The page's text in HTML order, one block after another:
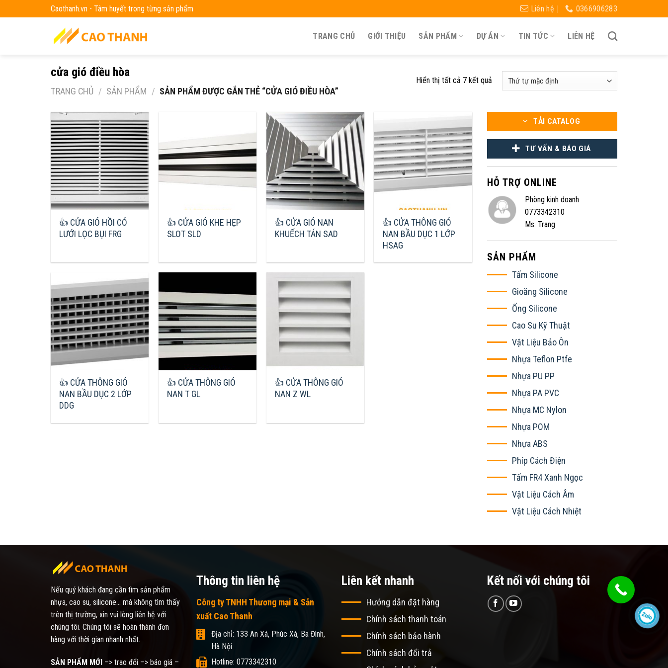
to
Caothanh.vn - Tâm huyết trong từng sản phẩm Liên hệ 0366906283
TRANG CHỦ GIỚI THIỆU SẢN PHẨM DỰ ÁN TIN TỨC LIÊN HỆ
cửa gió điều hòa
TRANG CHỦ / SẢN PHẨM / SẢN PHẨM ĐƯỢC GẮN THẺ “CỬA GIÓ ĐIỀU HÒA”
Hiển thị tất cả 7 kết quả
👍 CỬA GIÓ HỒI CÓ
LƯỚI LỌC BỤI FRG
👍 CỬA GIÓ KHE HẸP
SLOT SLD
👍 CỬA GIÓ NAN
KHUẾCH TÁN SAD
👍 CỬA THÔNG GIÓ
NAN BẦU DỤC 1 LỚP
HSAG
👍 CỬA THÔNG GIÓ
NAN BẦU DỤC 2 LỚP
DDG
👍 CỬA THÔNG GIÓ
NAN T GL
👍 CỬA THÔNG GIÓ
NAN Z WL
TẢI CATALOG
TƯ VẤN & BÁO GIÁ
HỖ TRỢ ONLINE
Phòng kinh doanh
0773342310
Ms. Trang
SẢN PHẨM
Tấm Silicone
Gioăng Silicone
Ống Silicone
Cao Su Kỹ Thuật
Vật Liệu Bảo Ôn
Nhựa Teflon Ptfe
Nhựa PU PP
Nhựa PA PVC
Nhựa MC Nylon
Nhựa POM
Nhựa ABS
Phíp Cách Điện
Tấm FR4 Xanh Ngọc
Vật Liệu Cách Âm
Vật Liệu Cách Nhiệt
Nếu quý khách đang cần tìm sản phẩm
nhựa, cao su, silicone... mà không tìm thấy
trên thị trường, xin vui lòng liên hệ với
chúng tôi. Chúng tôi sẽ hoàn thành đơn
hàng với thời gian nhanh nhất.
SẢN PHẨM MỚI –> trao đổi –> báo giá –
Thông tin liên hệ
Công ty TNHH Thương mại & Sản
xuất Cao Thanh
Địa chỉ: 133 An Xá, Phúc Xá, Ba Đình,
Hà Nội
Hotline: 0773342310
Liên kết nhanh
Hướng dẫn đặt hàng
Chính sách thanh toán
Chính sách bảo hành
Chính sách đổi trả
Kết nối với chúng tôi